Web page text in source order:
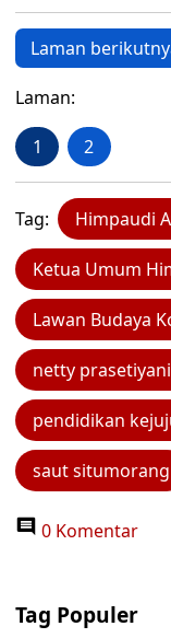
Laman
Laman:
1 2
Tag: Himpaudi
Ketua Umum
Lawan Budaya
netty
pendidikan
saut situmorang
0 Komentar
Tag Populer